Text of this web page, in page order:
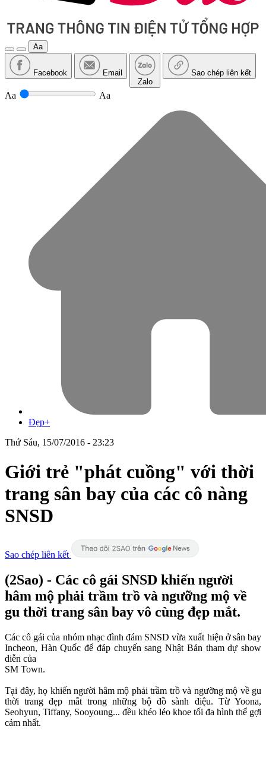
Aa
Facebook
Email
Zalo
Sao chép liên kết
Aa Aa
Đẹp+
Thứ Sáu, 15/07/2016 - 23:23
Giới trẻ "phát cuồng" với thời
trang sân bay của các cô nàng
SNSD
Sao chép liên kết
(2Sao) - Các cô gái SNSD khiến người
hâm mộ phải trầm trồ và ngưỡng mộ về
gu thời trang sân bay vô cùng đẹp mắt.
Các cô gái của nhóm nhạc đình đám SNSD vừa xuất hiện ở sân bay
Incheon, Hàn Quốc để đáp chuyến sang Nhật Bản tham dự show
diễn của
SM Town.
Tại đây, họ khiến người hâm mộ phải trầm trồ và ngưỡng mộ về gu
thời trang đẹp mắt trong những bộ đồ sành điệu. Từ Yoona,
Seohyun, Tiffany, Sooyoung... đều khéo léo khoe tối đa hình thể gợi
cảm nhất.